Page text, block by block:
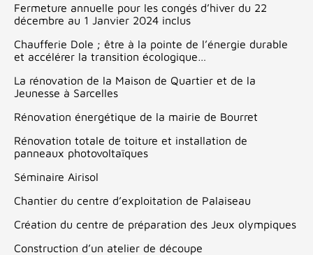
Fermeture annuelle pour les congés d’hiver du 22
décembre au 1 Janvier 2024 inclus
Chaufferie Dole ; être à la pointe de l’énergie durable
et accélérer la transition écologique…
La rénovation de la Maison de Quartier et de la
Jeunesse à Sarcelles
Rénovation énergétique de la mairie de Bourret
Rénovation totale de toiture et installation de
panneaux photovoltaïques
Séminaire Airisol
Chantier du centre d’exploitation de Palaiseau
Création du centre de préparation des Jeux olympiques
Construction d’un atelier de découpe